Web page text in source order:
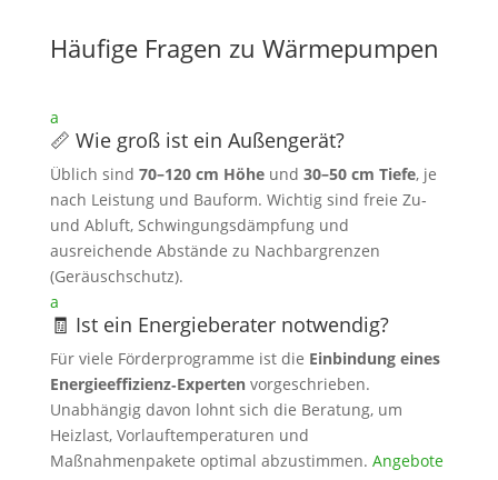
Häufige Fragen zu Wärmepumpen
a
📏 Wie groß ist ein Außengerät?
Üblich sind 70–120 cm Höheund 30–50 cm Tiefe, je
nach Leistung und Bauform. Wichtig sind freie Zu‑
und Abluft, Schwingungsdämpfung und
ausreichende Abstände zu Nachbargrenzen
(Geräuschschutz).
a
🧾 Ist ein Energieberater notwendig?
Für viele Förderprogramme ist die Einbindung eines
Energieeffizienz‑Expertenvorgeschrieben.
Unabhängig davon lohnt sich die Beratung, um
Heizlast, Vorlauftemperaturen und
Maßnahmenpakete optimal abzustimmen. Angebote